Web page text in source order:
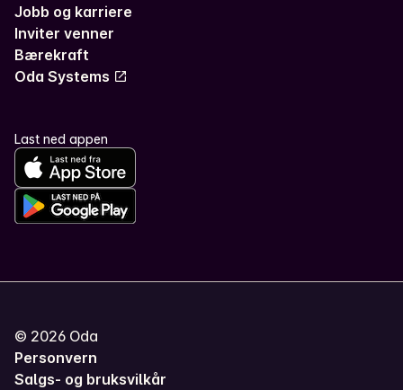
Jobb og karriere
Inviter venner
Bærekraft
Oda Systems
Last ned appen
© 2026 Oda
Personvern
Salgs- og bruksvilkår